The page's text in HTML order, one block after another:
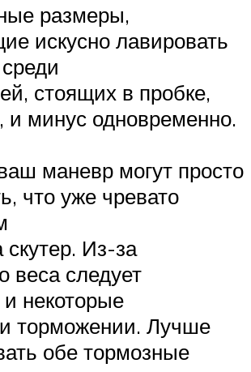
размеры,
искусно лавировать
стоящих в пробке,
и минус одновременно.
маневр могут просто
что уже чревато
скутер. Из-за
веса следует
некоторые
торможении. Лучше
обе тормозные